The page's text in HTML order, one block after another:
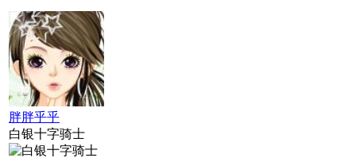
胖胖乎乎
白银十字骑士